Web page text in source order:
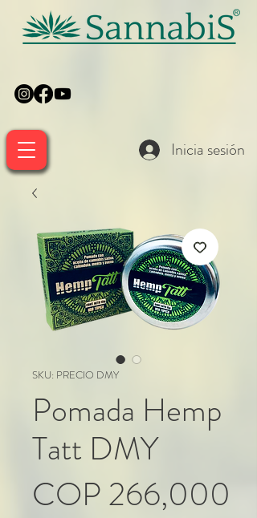
Inicia sesión
SKU: PRECIO DMY
Pomada Hemp
Tatt DMY
COP 266,000